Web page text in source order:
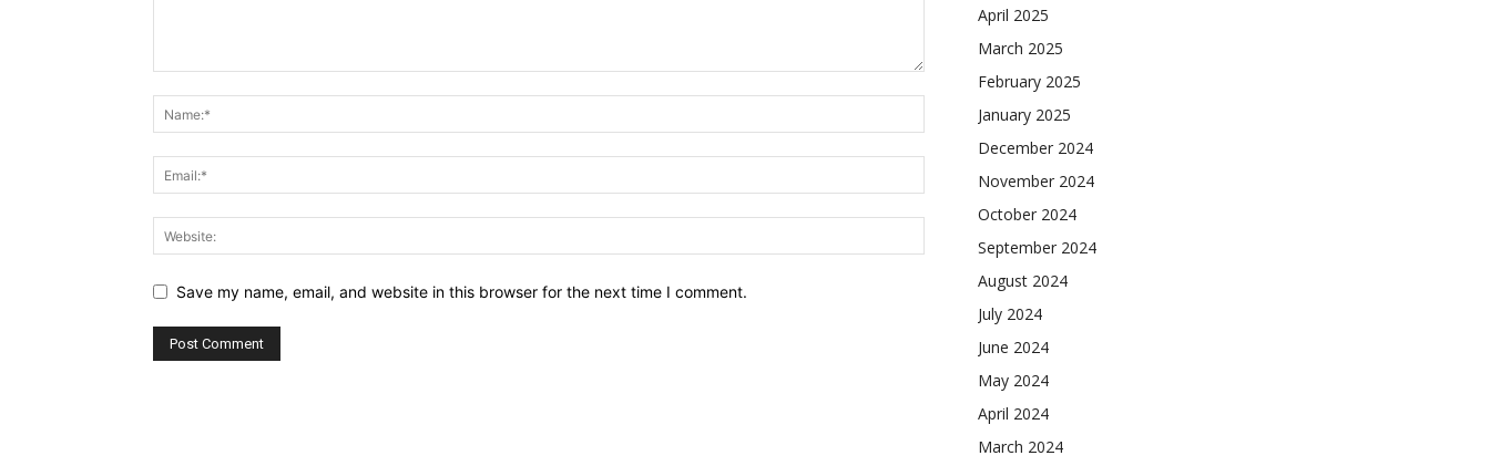
Save my name, email, and website in this browser for the next time I comment.
April 2025
March 2025
February 2025
January 2025
December 2024
November 2024
October 2024
September 2024
August 2024
July 2024
June 2024
May 2024
April 2024
March 2024